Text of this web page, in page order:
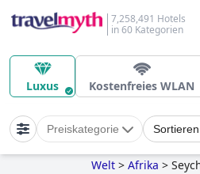
7,258,491 Hotels
in 60 Kategorien
Luxus Kostenfreies WLAN
Preiskategorie
Welt > Afrika >